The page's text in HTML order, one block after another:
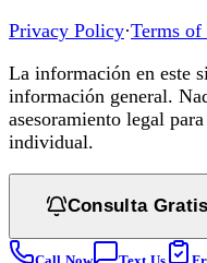
Privacy Policy·Terms of
La información en este
información general.
asesoramiento legal
individual.
Consulta Gratis